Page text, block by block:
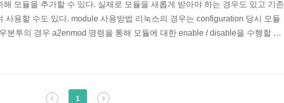
모듈을 추가할 수 있다. 실제로 모듈을 새롭게 받아야 하는 경우도 있고 기존
사용할 수도 있다. module 사용방법 리눅스의 경우는 configuration 당시 모듈
분투의 경우 a2enmod 명령을 통해 모듈에 대한 enable / disable을 수행할 수
설정파일 및 a2enmod 명령어 참고할것) 윈도우는 module 이라는 폴더내
1